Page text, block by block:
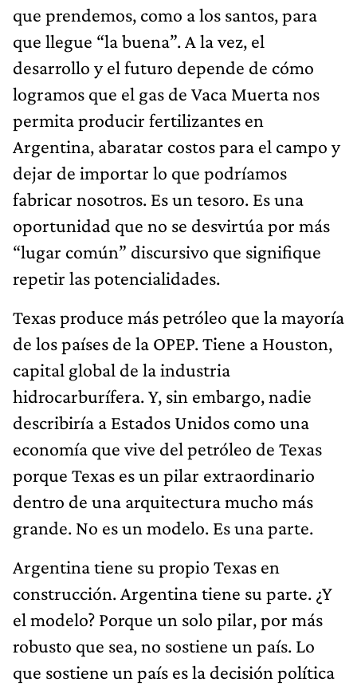
que prendemos, como a los santos, para
que llegue “la buena”. A la vez, el
desarrollo y el futuro depende de cómo
logramos que el gas de Vaca Muerta nos
permita producir fertilizantes en
Argentina, abaratar costos para el campo y
dejar de importar lo que podríamos
fabricar nosotros. Es un tesoro. Es una
oportunidad que no se desvirtúa por más
“lugar común” discursivo que signifique
repetir las potencialidades.
Texas produce más petróleo que la mayoría
de los países de la OPEP. Tiene a Houston,
capital global de la industria
hidrocarburífera. Y, sin embargo, nadie
describiría a Estados Unidos como una
economía que vive del petróleo de Texas
porque Texas es un pilar extraordinario
dentro de una arquitectura mucho más
grande. No es un modelo. Es una parte.
Argentina tiene su propio Texas en
construcción. Argentina tiene su parte. ¿Y
el modelo? Porque un solo pilar, por más
robusto que sea, no sostiene un país. Lo
que sostiene un país es la decisión política